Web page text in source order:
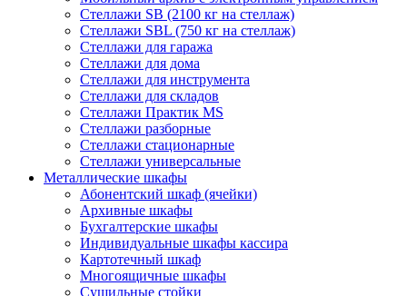
Стеллажи SB (2100 кг на стеллаж)
Стеллажи SBL (750 кг на стеллаж)
Стеллажи для гаража
Стеллажи для дома
Стеллажи для инструмента
Стеллажи для складов
Стеллажи Практик MS
Стеллажи разборные
Стеллажи стационарные
Стеллажи универсальные
Металлические шкафы
Абонентский шкаф (ячейки)
Архивные шкафы
Бухгалтерские шкафы
Индивидуальные шкафы кассира
Картотечный шкаф
Многоящичные шкафы
Сушильные стойки